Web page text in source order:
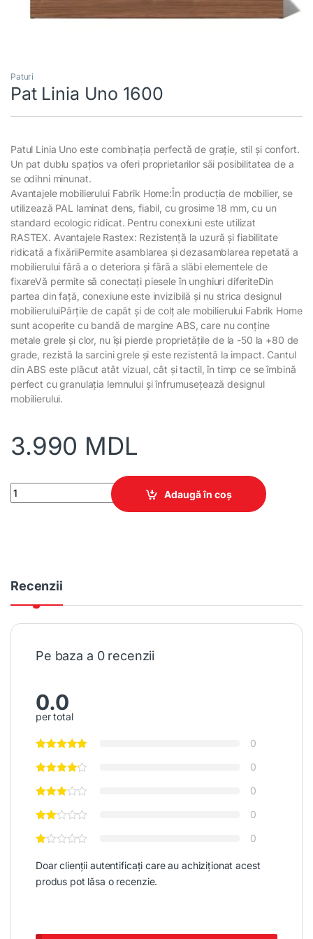
Paturi
Pat Linia Uno 1600
Patul Linia Uno este combinația perfectă de grație, stil și confort.
Un pat dublu spațios va oferi proprietarilor săi posibilitatea de a
se odihni minunat.
Avantajele mobilierului Fabrik Home:În producția de mobilier, se
utilizează PAL laminat dens, fiabil, cu grosime 18 mm, cu un
standard ecologic ridicat. Pentru conexiuni este utilizat
RASTEX. Avantajele Rastex: Rezistență la uzură și fiabilitate
ridicată a fixăriiPermite asamblarea și dezasamblarea repetată a
mobilierului fără a o deteriora și fără a slăbi elementele de
fixareVă permite să conectați piesele în unghiuri diferiteDin
partea din față, conexiune este invizibilă și nu strica designul
mobilieruluiPărțile de capăt și de colț ale mobilierului Fabrik Home
sunt acoperite cu bandă de margine ABS, care nu conține
metale grele și clor, nu își pierde proprietățile de la -50 la +80 de
grade, rezistă la sarcini grele și este rezistentă la impact. Cantul
din ABS este plăcut atât vizual, cât și tactil, în timp ce se îmbină
perfect cu granulația lemnului și înfrumusețează designul
mobilierului.
3.990 MDL
Pat Linia Uno 1600 quantity
Adaugă în coș
Recenzii
Pe baza a 0 recenzii
0.0
per total
0
0
0
0
0
Doar clienții autentificați care au achiziționat acest
produs pot lăsa o recenzie.